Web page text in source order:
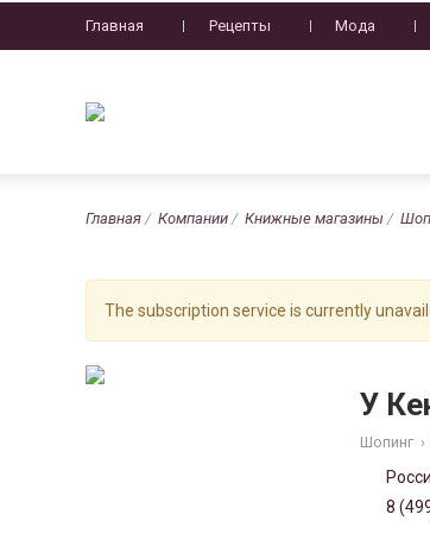
Главная Рецепты Мода
Главная Компании Книжные магазины
The subscription service is currently
У
Шопинг ›
8